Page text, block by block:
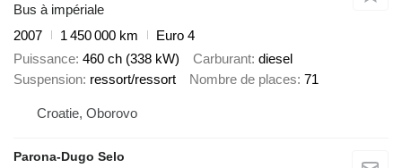
Bus à impériale
2007
1 450 000 km
Euro 4
Puissance 460 ch (338 kW) Carburant diesel
Suspension ressort/ressort Nombre de places 71
Croatie, Oborovo
Parona-Dugo Selo